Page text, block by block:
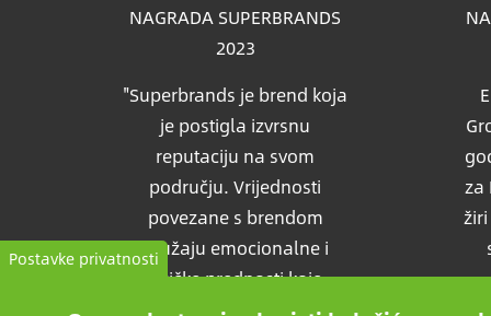
NAGRADA SUPERBRANDS
2023
"Superbrands je brend koja
je postigla izvrsnu
reputaciju na svom
području. Vrijednosti
povezane s brendom
pružaju emocionalne i
fizičke prednosti koje
pružaju očekivane podrške
za
Postavke privatnosti